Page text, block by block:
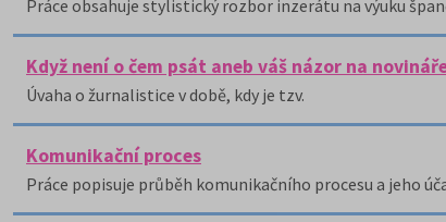
Práce obsahuje stylistický rozbor inzerátu na výuku
Když není o čem psát aneb váš názor na
Úvaha o žurnalistice v době, kdy je tzv.
Komunikační proces
Práce popisuje průběh komunikačního procesu a jeho